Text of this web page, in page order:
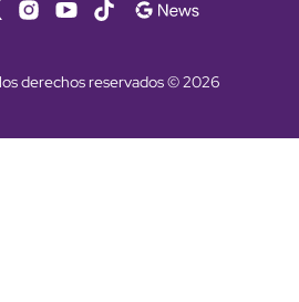
derechos reservados © 2026